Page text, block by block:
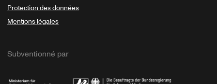
Protection des données
Mentions légales
Subventionné par